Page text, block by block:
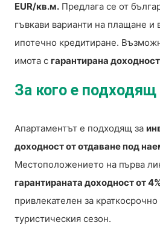
EUR/кв.м. Предлага се от
гъвкави варианти на плащане и
ипотечно кредитиране.
имота с гарантирана
За кого е
Апартаментът е подходящ за
доходност от отдаване под
Местоположението на първа
гарантираната доходност от
привлекателен за
туристическия сезон.